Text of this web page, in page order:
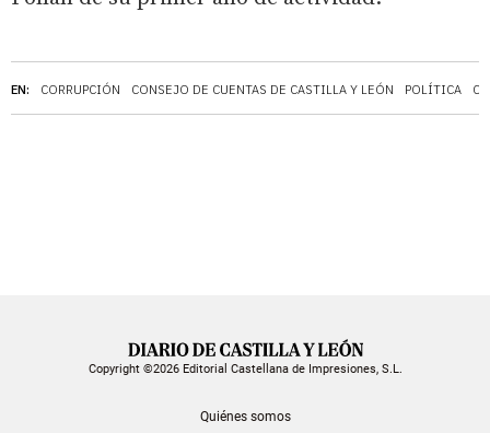
EN: CORRUPCIÓN CONSEJO DE CUENTAS DE CASTILLA Y LEÓN POLÍTICA
Copyright ©2026 Editorial Castellana de Impresiones, S.L.
Quiénes somos